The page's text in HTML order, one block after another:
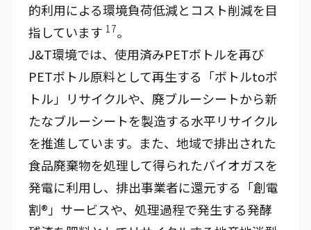
的利用による環境負荷低減とコスト削減を目
指しています 17。
J&T環境では、使用済みPETボトルを再び
PETボトル原料として再生する「ボトルtoボ
トル」リサイクルや、廃ブルーシートから新
たなブルーシートを製造する水平リサイクル
を推進しています。また、地域で排出された
食品廃棄物を処理して得られたバイオガスを
発電に利用し、排出事業者に還元する「創電
割®」サービスや、処理過程で発生する発酵